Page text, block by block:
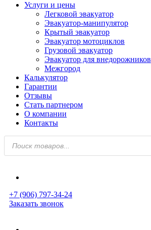
Услуги и цены
Легковой эвакуатор
Эвакуатор-манипулятор
Крытый эвакуатор
Эвакуатор мотоциклов
Грузовой эвакуатор
Эвакуатор для внедорожников
Межгород
Калькулятор
Гарантии
Отзывы
Стать партнером
О компании
Контакты
Поиск
товаров
+7 (906) 797-34-24
Заказать звонок